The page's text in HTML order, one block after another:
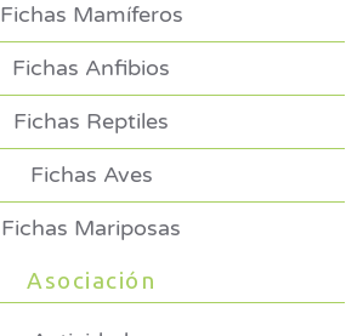
Fichas Mamíferos
Fichas Anfibios
Fichas Reptiles
Fichas Aves
Fichas Mariposas
Asociación